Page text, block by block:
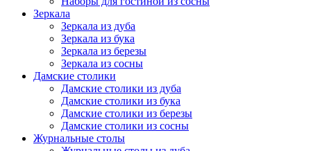
Зеркала
Зеркала из дуба
Зеркала из бука
Зеркала из березы
Зеркала из сосны
Дамские столики
Дамские столики из дуба
Дамские столики из бука
Дамские столики из березы
Дамские столики из сосны
Журнальные столы